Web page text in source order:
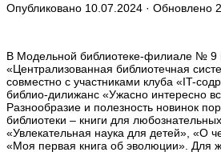
Опубликовано 10.07.2024 · Обновлено
В Модельной библиотеке-филиале №
«Централизованная библиотечная
совместно с участниками клуба «IT-
библио-дилижанс «Ужасно интересно
Разнообразие и полезность новинок
библиотеки – книги для
«Увлекательная наука для детей», «О
«Моя первая книга об эволюции». Для